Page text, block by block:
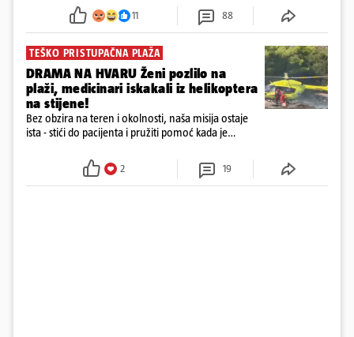
požar, rekao je vlasnik
11 88
TEŠKO PRISTUPAČNA PLAŽA
DRAMA NA HVARU Ženi pozlilo na
plaži, medicinari iskakali iz helikoptera
na stijene!
Bez obzira na teren i okolnosti, naša misija ostaje
ista - stići do pacijenta i pružiti pomoć kada je
2 19